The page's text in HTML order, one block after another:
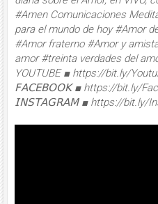
#Amen Comunicaciones
para el mundo de hoy #Amor
#Amor fraterno #Amor y
amor #treinta verdades
YOUTUBE ■ https://bit.ly/
𝖥𝖠𝖢𝖤𝖡𝖮𝖮𝖪 ■ https://bit.ly/
𝖨𝖭𝖲𝖳𝖠𝖦𝖱𝖠𝖬 ■ https://bit.ly/